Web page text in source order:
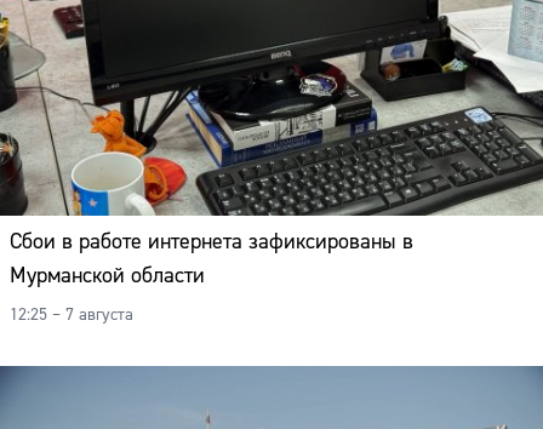
Сбои в работе интернета зафиксированы в
Мурманской области
12:25 – 7 августа